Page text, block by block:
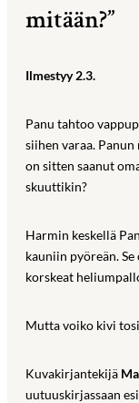
mitään?”
Ilmestyy 2.3.
Panu tahtoo
siihen varaa.
on sitten saanut
skuuttikin?
Harmin keskellä
kauniin pyöreän.
korskeat
Mutta voiko kivi
Kuvakirjantekijä
uutuuskirjassaan